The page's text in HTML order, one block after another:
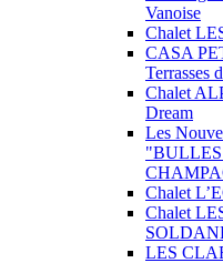
Vanoise
Chalet
CASA
Terrasses
Chalet
Dream
Les
"BULLES
Chalet
Chalet
LES